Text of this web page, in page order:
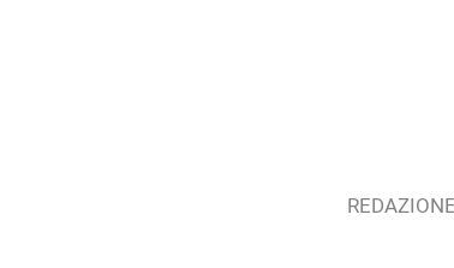
REDAZIONE